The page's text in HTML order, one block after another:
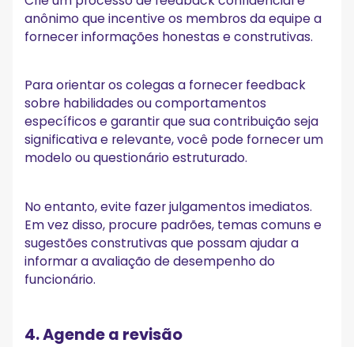
anônimo que incentive os membros da equipe a
fornecer informações honestas e construtivas.
Para orientar os colegas a fornecer feedback
sobre habilidades ou comportamentos
específicos e garantir que sua contribuição seja
significativa e relevante, você pode fornecer um
modelo ou questionário estruturado.
No entanto, evite fazer julgamentos imediatos.
Em vez disso, procure padrões, temas comuns e
sugestões construtivas que possam ajudar a
informar a avaliação de desempenho do
funcionário.
4. Agende a revisão